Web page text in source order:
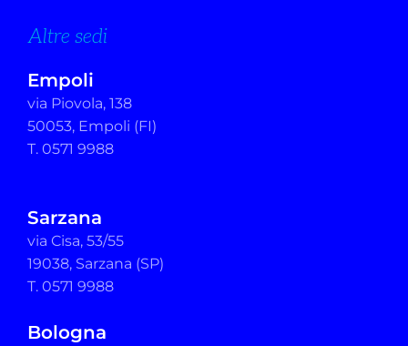
Altre sedi
Empoli
via Piovola, 138
50053, Empoli (FI)
T. 0571 9988
Sarzana
via Cisa, 53/55
19038, Sarzana (SP)
T. 0571 9988
Bologna